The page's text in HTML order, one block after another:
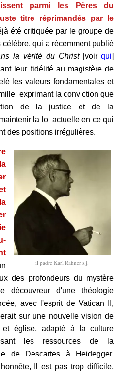
parmi les Pères du
titre réprimandés par le
été critiquée par le groupe de
qui a récemment publié
la vérité du Christ[voirqui]
leur fidélité au magistère de
les valeurs fondamentales et
exprimant la conviction que
de la justice et de la
la loi actuelle en ce qui
des positions irrégulières.
il padre Karl Rahner s.j.
des profondeurs du mystère
découvreur d'une théologie
avec l'esprit de Vatican II,
sur une nouvelle vision de
et église, adapté à la culture
les ressources de la
de Descartes à Heidegger.
Il est pas trop difficile,